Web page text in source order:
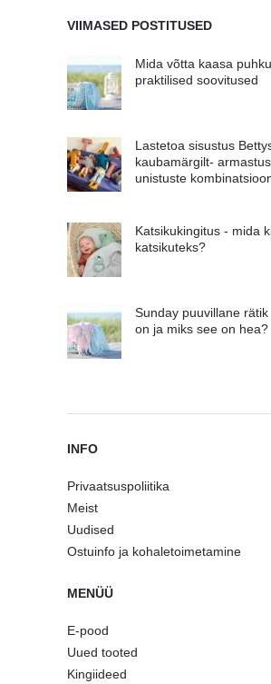
VIIMASED POSTITUSED
Mida võtta kaasa
praktilised soovitused
Lastetoa sisustus
kaubamärgilt-
unistuste
Katsikukingitus - mida
katsikuteks?
Sunday puuvillane
on ja miks see on hea?
INFO
Privaatsuspoliitika
Meist
Uudised
Ostuinfo ja kohaletoimetamine
MENÜÜ
E-pood
Uued tooted
Kingiideed